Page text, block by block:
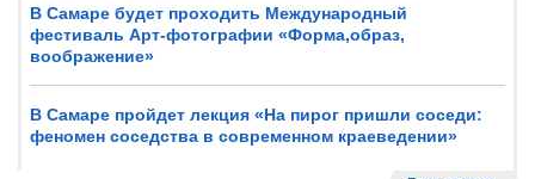
В Самаре будет проходить Международный
фестиваль Арт-фотографии «Форма,образ,
воображение»
В Самаре пройдет лекция «На пирог пришли соседи:
феномен соседства в современном краеведении»